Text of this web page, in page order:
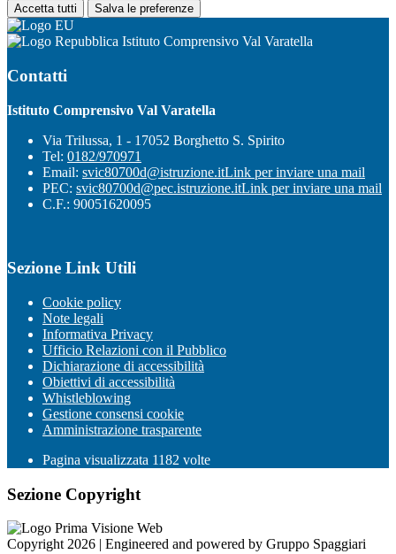
Accetta tutti Salva le preferenze
Istituto Comprensivo Val Varatella
Contatti
Istituto Comprensivo Val Varatella
Via Trilussa, 1 - 17052 Borghetto S. Spirito
Tel: 0182/970971
Email: svic80700d@istruzione.itLink per inviare una mail
PEC: svic80700d@pec.istruzione.itLink per inviare una mail
C.F.: 90051620095
Sezione Link Utili
Cookie policy
Note legali
Informativa Privacy
Ufficio Relazioni con il Pubblico
Dichiarazione di accessibilità
Obiettivi di accessibilità
Whistleblowing
Gestione consensi cookie
Amministrazione trasparente
Pagina visualizzata 1182 volte
Sezione Copyright
Copyright 2026 | Engineered and powered by Gruppo Spaggiari